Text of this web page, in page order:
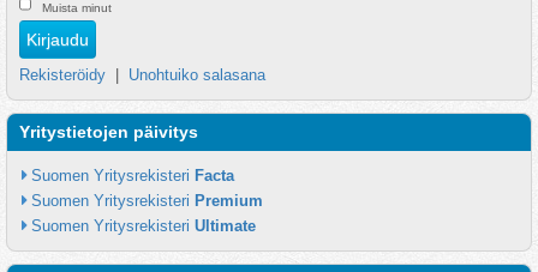
Muista minut
Rekisteröidy Unohtuiko salasana
Yritystietojen päivitys
Suomen Yritysrekisteri Facta
Suomen Yritysrekisteri Premium
Suomen Yritysrekisteri Ultimate